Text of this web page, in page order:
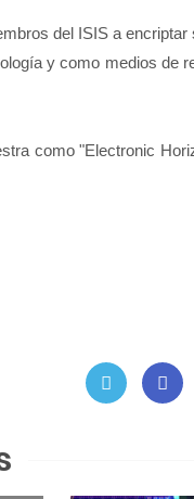
del ISIS a
y como medios de
como "Electronic